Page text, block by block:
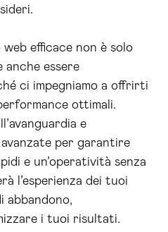
efficace non è solo
anche essere
ci impegniamo a offrirti
ottimali.
e
per garantire
e un’operatività senza
l’esperienza dei tuoi
abbandono,
i tuoi risultati.